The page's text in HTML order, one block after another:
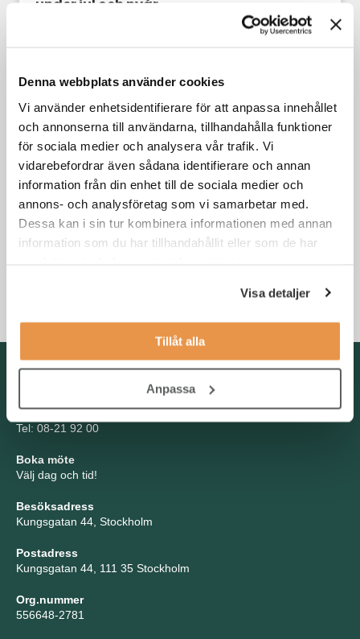
Denna webbplats använder cookies
Vi använder enhetsidentifierare för att anpassa innehållet
och annonserna till användarna, tillhandahålla funktioner
för sociala medier och analysera vår trafik. Vi
vidarebefordrar även sådana identifierare och annan
information från din enhet till de sociala medier och
annons- och analysföretag som vi samarbetar med.
Dessa kan i sin tur kombinera informationen med annan
information som du har tillhandahållit eller som de har
Visa detaljer
Tillåt alla
Anpassa
under jul och nyår
3 skäl till att byta jobb i kristider
Kontakta oss
info@tng.se
Tel: 08-21 92 00
Boka möte
Välj dag och tid!
Besöksadress
Kungsgatan 44, Stockholm
Postadress
Kungsgatan 44, 111 35 Stockholm
Org.nummer
556648-2781